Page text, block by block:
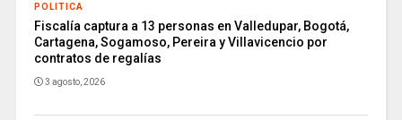
POLITICA
Fiscalía captura a 13 personas en Valledupar, Bogotá,
Cartagena, Sogamoso, Pereira y Villavicencio por
contratos de regalías
3 agosto, 2026